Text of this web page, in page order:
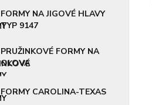
FORMY NA JIGOVÉ HLAVY
TYP 9147
PRUŽINKOVÉ FORMY NA
OLOVA
FORMY CAROLINA-TEXAS